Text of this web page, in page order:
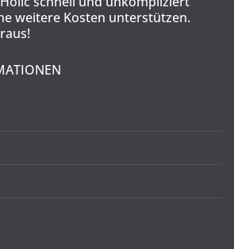
weitere Kosten unterstützen.